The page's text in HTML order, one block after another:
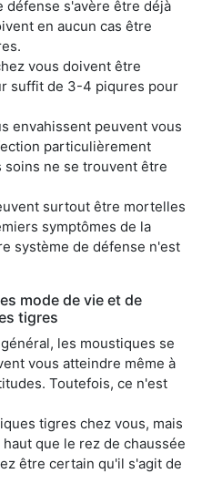
défense s'avère être déjà
en aucun cas être
vous doivent être
suffit de 3-4 piqures pour
envahissent peuvent vous
particulièrement
ne se trouvent être
surtout être mortelles
symptômes de la
système de défense n'est
mode de vie et de
tigres
les moustiques se
vous atteindre même à
Toutefois, ce n'est
tigres chez vous, mais
que le rez de chaussée
être certain qu'il s'agit de